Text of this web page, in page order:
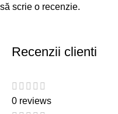
să scrie o recenzie.
Recenzii clienti
0 reviews